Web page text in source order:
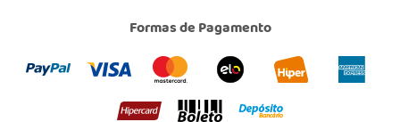
Formas de Pagamento